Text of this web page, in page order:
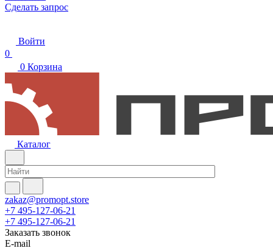
Сделать запрос
Войти
0
0 Корзина
Каталог
zakaz@promopt.store
+7 495-127-06-21
+7 495-127-06-21
Заказать звонок
E-mail